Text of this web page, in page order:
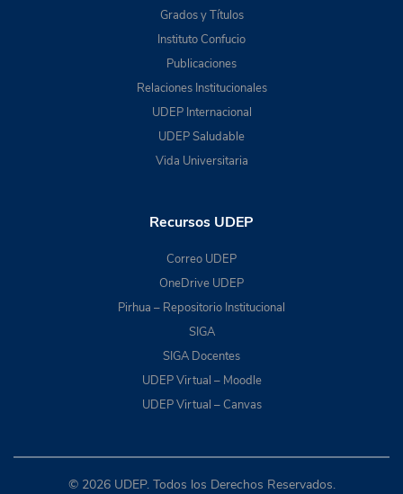
Grados y Títulos
Instituto Confucio
Publicaciones
Relaciones Institucionales
UDEP Internacional
UDEP Saludable
Vida Universitaria
Recursos UDEP
Correo UDEP
OneDrive UDEP
Pirhua – Repositorio Institucional
SIGA
SIGA Docentes
UDEP Virtual – Moodle
UDEP Virtual – Canvas
© 2026 UDEP. Todos los Derechos Reservados.